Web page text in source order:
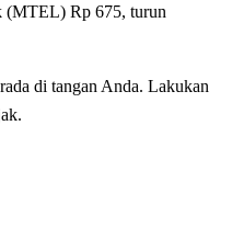
(MTEL) Rp 675, turun
di tangan Anda. Lakukan